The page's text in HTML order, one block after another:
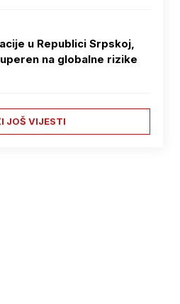
u Republici Srpskoj,
na globalne rizike
JOŠ VIJESTI